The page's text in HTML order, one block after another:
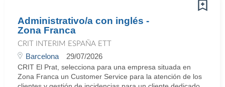
Administrativo/a con inglés -
Zona Franca
CRIT INTERIM ESPAÑA ETT
Barcelona 29/07/2026
CRIT El Prat, selecciona para una empresa situada en
Zona Franca un Customer Service para la atención de los